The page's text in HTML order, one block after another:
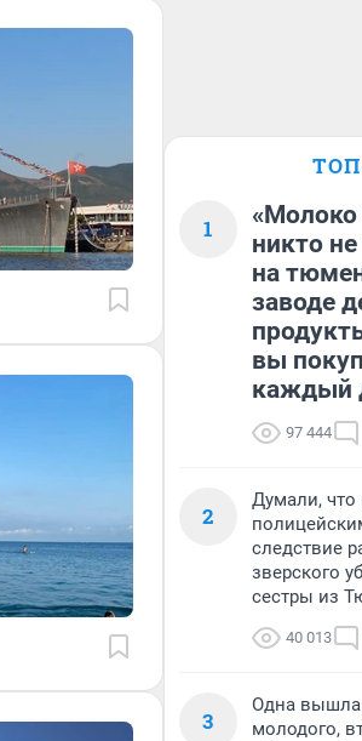
ТОП
1
«Молоко
никто
на
заводе
вы
каждый
97 444
2
Думали, что
следствие
зверского
сестры из
40 013
3
Одна вышла
молодого,